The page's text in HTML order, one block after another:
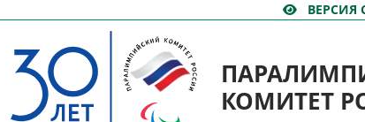
ВЕРСИЯ
КОМИТЕТ